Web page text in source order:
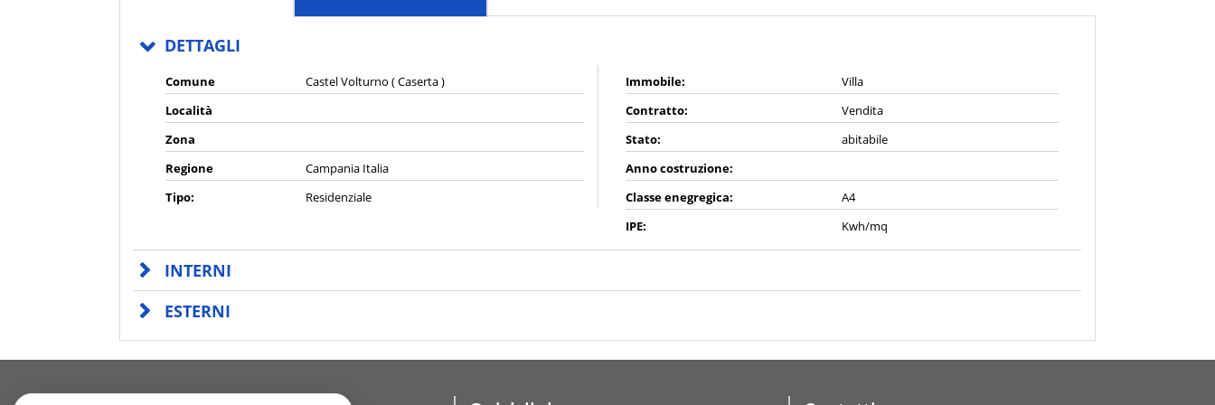
DETTAGLI
Comune
Castel Volturno ( Caserta )
Località
Zona
Regione
Campania Italia
Tipo:
Residenziale
Immobile:
Villa
Contratto:
Vendita
Stato:
abitabile
Anno costruzione:
Classe enegregica:
A4
IPE:
Kwh/mq
INTERNI
ESTERNI